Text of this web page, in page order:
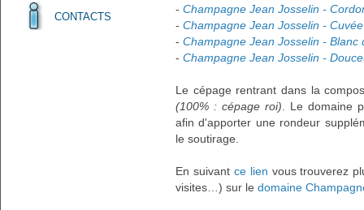
CONTACTS
- Champagne Jean Josselin -
- Champagne Jean Josselin -
- Champagne Jean Josselin - Blanc
- Champagne Jean Josselin -
Le cépage rentrant dans la
(100% : cépage roi) . Le domaine
afin d'apporter une rondeur
le soutirage.
En suivant ce lien vous trouverez
visites…) sur le domaine